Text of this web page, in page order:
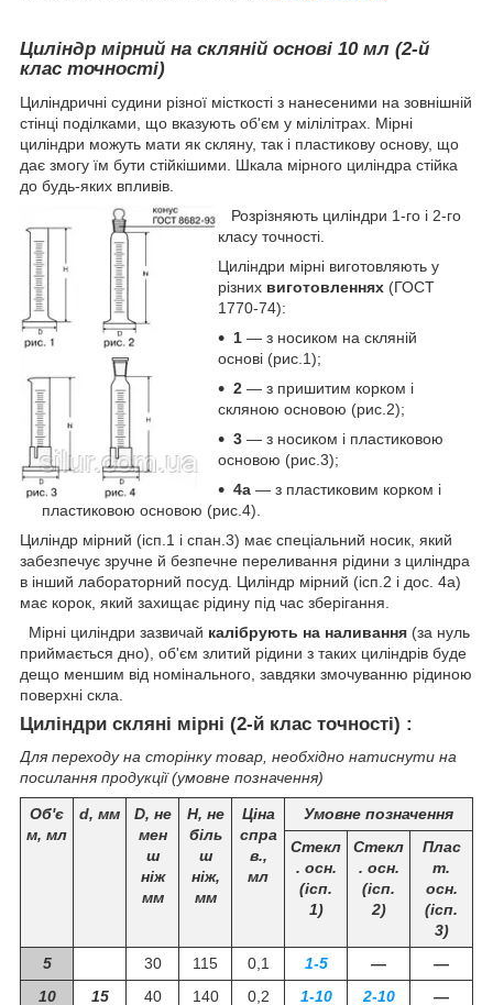
Циліндр мірний на скляній основі 10 мл (2-й
клас точності)
Циліндричні судини різної місткості з нанесеними на зовнішній
стінці поділками, що вказують об'єм у мілілітрах. Мірні
циліндри можуть мати як скляну, так і пластикову основу, що
дає змогу їм бути стійкішими. Шкала мірного циліндра стійка
до будь-яких впливів.
Розрізняють циліндри 1-го і 2-го
класу точності.
Циліндри мірні виготовляють у
різних виготовленнях (ГОСТ
1770-74):
1 ― з носиком на скляній
основі (рис.1);
2 ― з пришитим корком і
скляною основою (рис.2);
3 ― з носиком і пластиковою
основою (рис.3);
4а ― з пластиковим корком і
пластиковою основою (рис.4).
Циліндр мірний (ісп.1 і спан.3) має спеціальний носик, який
забезпечує зручне й безпечне переливання рідини з циліндра
в інший лабораторний посуд. Циліндр мірний (ісп.2 і дос. 4а)
має корок, який захищає рідину під час зберігання.
Мірні циліндри зазвичай калібрують на наливання (за нуль
приймається дно), об'єм злитий рідини з таких циліндрів буде
дещо меншим від номінального, завдяки змочуванню рідиною
поверхні скла.
Циліндри скляні мірні (2-й клас точності) :
Для переходу на сторінку товар, необхідно натиснути на
посилання продукції (умовне позначення)
Об'є
м, мл
d, мм
D, не
мен
ш
ніж
мм
Н, не
біль
ш
ніж,
мм
Ціна
спра
в.,
мл
Умовне позначення
Стекл
. осн.
(ісп.
1)
Стекл
. осн.
(ісп.
2)
Плас
т.
осн.
(ісп.
3)
5
30 115 0,1 1-5 ―
―
10
15 40 140 0,2 1-10 2-10 ―